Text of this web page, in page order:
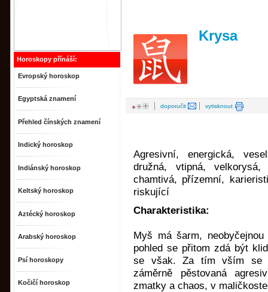
Horoskopy přínáší:
Evropský horoskop
Egyptská znamení
Přehled čínských znamení
Indický horoskop
Indiánský horoskop
Keltský horoskop
Aztécký horoskop
Arabský horoskop
Psí horoskopy
Kočičí horoskop
Krysa
| doporučit | vytisknout
Agresivní, energická,
družná, vtipná,
chamtivá, přízemní,
riskující
Charakteristika:
Myš má šarm,
pohled se přitom zdá být
se však. Za tím vším se
záměrně pěstovaná
zmatky a chaos, v